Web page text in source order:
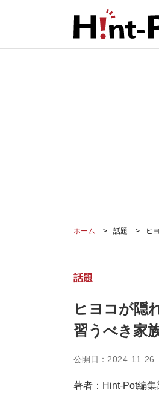
ホーム 話題 ヒ
話題
ヒヨコが隠
習うべき家
公開日： 2024.11.26
著者：Hint-Pot編集